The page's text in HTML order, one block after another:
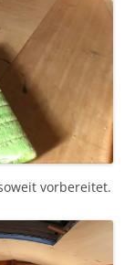
vorbereitet.